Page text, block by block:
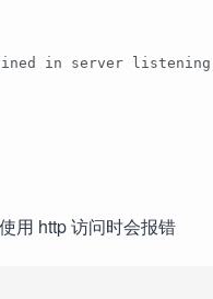
in server
用 http 访问时会报错